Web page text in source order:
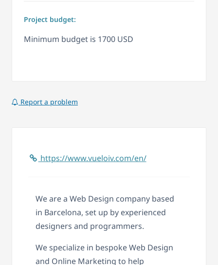
Project budget:
Minimum budget is 1700 USD
Report a problem
https://www.vueloiv.com/en/
We are a Web Design company based
in Barcelona, set up by experienced
designers and programmers.
We specialize in bespoke Web Design
and Online Marketing to help